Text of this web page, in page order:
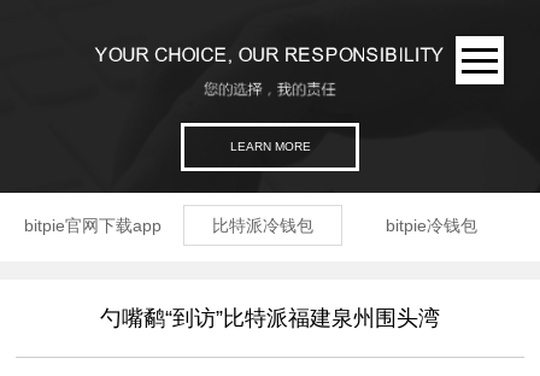
LEARN MORE
bitpie官网下载app 比特派冷钱包 bitpie冷钱包
勺嘴鹬“到访”比特派福建泉州围头湾